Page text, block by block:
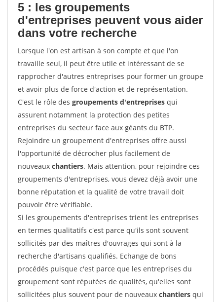
5 : les groupements
d'entreprises peuvent vous aider
dans votre recherche
Lorsque l'on est artisan à son compte et que l'on
travaille seul, il peut être utile et intéressant de se
rapprocher d'autres entreprises pour former un groupe
et avoir plus de force d'action et de représentation.
C'est le rôle des groupements d'entreprises qui
assurent notamment la protection des petites
entreprises du secteur face aux géants du BTP.
Rejoindre un groupement d'entreprises offre aussi
l'opportunité de décrocher plus facilement de
nouveaux chantiers. Mais attention, pour rejoindre ces
groupements d'entreprises, vous devez déjà avoir une
bonne réputation et la qualité de votre travail doit
pouvoir être vérifiable.
Si les groupements d'entreprises trient les entreprises
en termes qualitatifs c'est parce qu'ils sont souvent
sollicités par des maîtres d'ouvrages qui sont à la
recherche d'artisans qualifiés. Echange de bons
procédés puisque c'est parce que les entreprises du
groupement sont réputées de qualités, qu'elles sont
sollicitées plus souvent pour de nouveaux chantiers qui